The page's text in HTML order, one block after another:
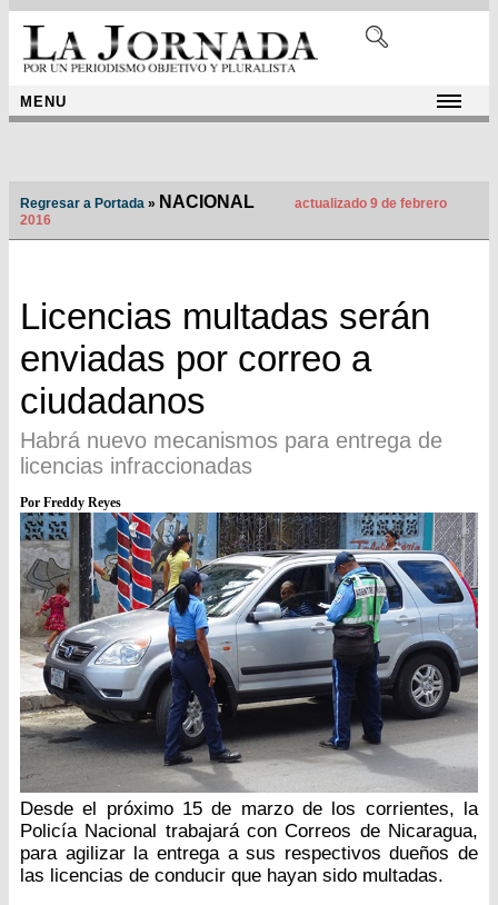
MENU
Regresar a Portada » NACIONAL
actualizado 9 de febrero
2016
Licencias multadas serán
enviadas por correo a
ciudadanos
Habrá nuevo mecanismos para entrega de
licencias infraccionadas
Por Freddy Reyes
Desde el próximo 15 de marzo de los corrientes, la
Policía Nacional trabajará con Correos de Nicaragua,
para agilizar la entrega a sus respectivos dueños de
las licencias de conducir que hayan sido multadas.